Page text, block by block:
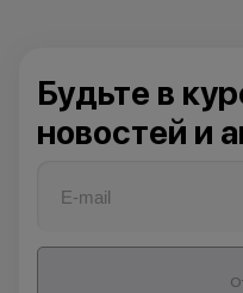
Будьте в
новостей и